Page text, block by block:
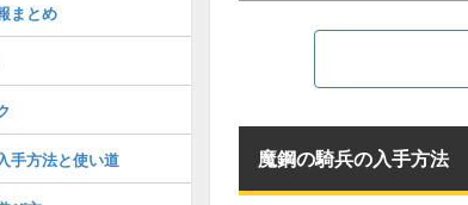
魔鋼の騎兵の入手方法
まとめ
手方法と使い道